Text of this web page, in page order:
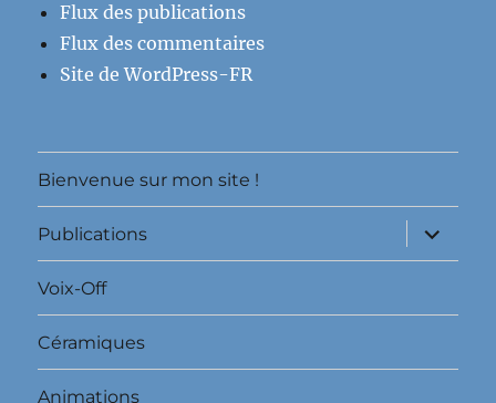
Flux des publications
Flux des commentaires
Site de WordPress-FR
Bienvenue sur mon site !
Publications
ouvrir
le
sous-
Voix-Off
Céramiques
Animations